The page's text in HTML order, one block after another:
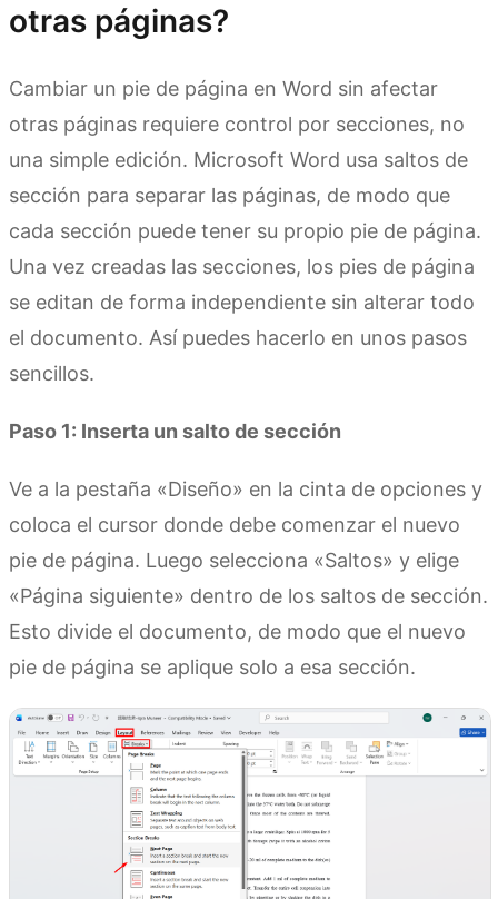
otras páginas?
Cambiar un pie de página en Word sin afectar
otras páginas requiere control por secciones, no
una simple edición. Microsoft Word usa saltos de
sección para separar las páginas, de modo que
cada sección puede tener su propio pie de página.
Una vez creadas las secciones, los pies de página
se editan de forma independiente sin alterar todo
el documento. Así puedes hacerlo en unos pasos
sencillos.
Paso 1: Inserta un salto de sección
Ve a la pestaña «Diseño» en la cinta de opciones y
coloca el cursor donde debe comenzar el nuevo
pie de página. Luego selecciona «Saltos» y elige
«Página siguiente» dentro de los saltos de sección.
Esto divide el documento, de modo que el nuevo
pie de página se aplique solo a esa sección.